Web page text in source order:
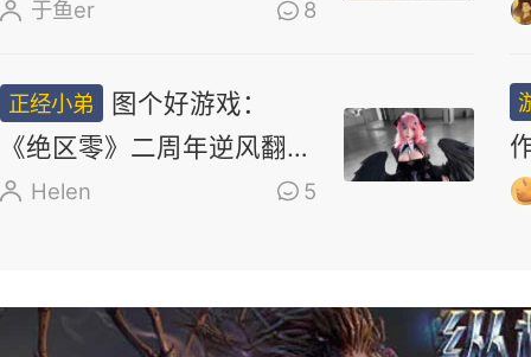
求了，别再做类魂了
于鱼er 8
正经小弟
图个好游戏：
《绝区零》二周年逆风翻
盘，新角色太顶了
Helen 5